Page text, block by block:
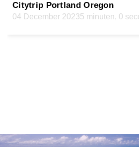
Citytrip Portland Oregon
04 December 20235 minuten, 0